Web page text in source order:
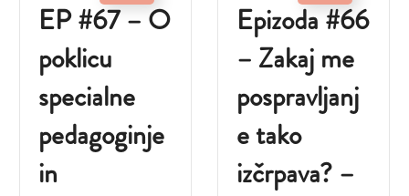
EP #67 – O
poklicu
specialne
pedagoginje
in
Epizoda #66
– Zakaj me
pospravljanj
e tako
izčrpava? –